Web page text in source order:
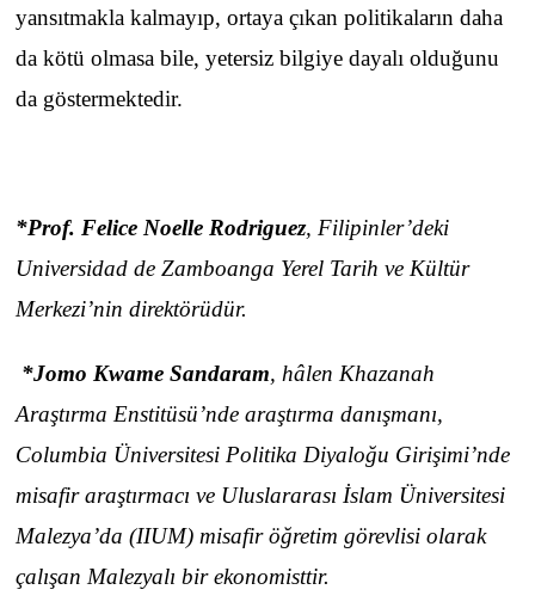
yansıtmakla kalmayıp, ortaya çıkan politikaların daha
da kötü olmasa bile, yetersiz bilgiye dayalı olduğunu
da göstermektedir.
*Prof. Felice Noelle Rodriguez, Filipinler’deki
Universidad de Zamboanga Yerel Tarih ve Kültür
Merkezi’nin direktörüdür.
*Jomo Kwame Sandaram, hâlen Khazanah
Araştırma Enstitüsü’nde araştırma danışmanı,
Columbia Üniversitesi Politika Diyaloğu Girişimi’nde
misafir araştırmacı ve Uluslararası İslam Üniversitesi
Malezya’da (IIUM) misafir öğretim görevlisi olarak
çalışan Malezyalı bir ekonomisttir.